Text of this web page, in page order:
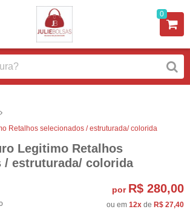
0
Retalhos selecionados / estruturada/ colorida
Legitimo Retalhos
/ estruturada/ colorida
por R$ 280,00
ou em 12x de R$ 27,40